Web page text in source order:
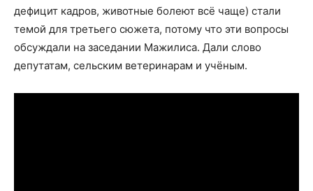
дефицит кадров, животные болеют всё чаще) стали
темой для третьего сюжета, потому что эти вопросы
обсуждали на заседании Мажилиса. Дали слово
депутатам, сельским ветеринарам и учёным.